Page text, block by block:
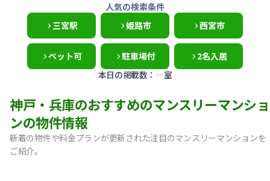
人気の検索条件
三宮駅
姫路市 西宮市
ペット可 駐車場付
2名入居
本日の掲載数： —室
神戸・兵庫のおすすめのマンスリーマンショ
ンの物件情報
新着の物件や料金プランが更新された注目のマンスリーマンションを
ご紹介。